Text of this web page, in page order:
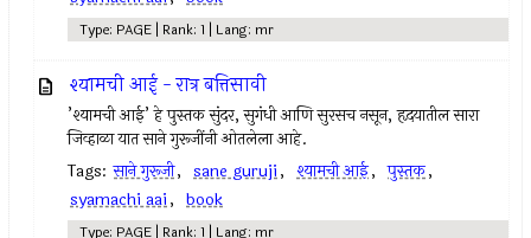
Type: PAGE | Rank: 1 | Lang: mr
श्यामची आई - रात्र बत्तिसावी
’श्यामची आई’ हे पुस्तक सुंदर, सुगंधी आणि सुरसच नसून, हृदयातील सारा
जिव्हाळा यात साने गुरूजींनी ओतलेला आहे.
Tags: साने गुरूजी, sane guruji, श्यामची आई, पुस्तक,
syamachi aai, book
Type: PAGE | Rank: 1 | Lang: mr